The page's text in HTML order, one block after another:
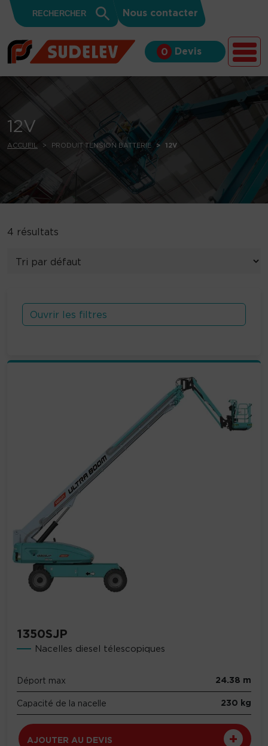
Skip to content
for:
Search
Button
Nous contacter
0 Devis
12V
ACCUEIL PRODUIT TENSION BATTERIE 12V
4 résultats
Ouvrir les filtres
1350SJP
Nacelles diesel télescopiques
Déport max 24.38 m
Capacité de la nacelle 230 kg
AJOUTER AU DEVIS